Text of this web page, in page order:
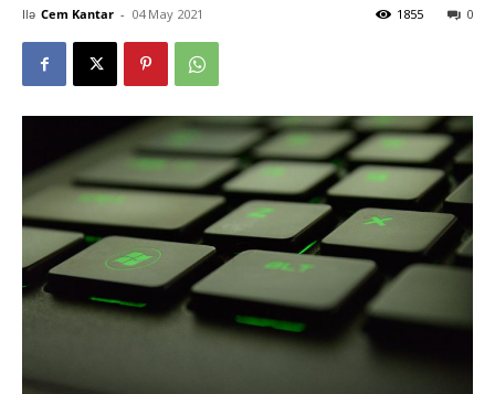
Ilə Cem Kantar - 04 May 2021 0
1855